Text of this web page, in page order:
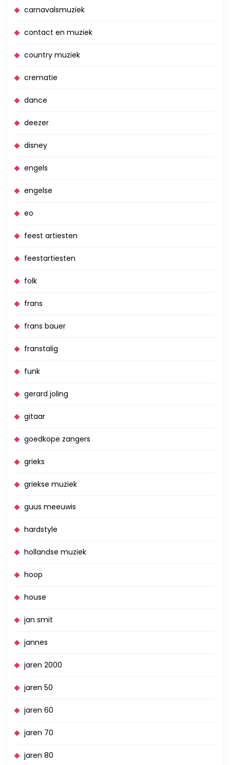
carnavalsmuziek
contact en muziek
country muziek
crematie
dance
deezer
disney
engels
engelse
eo
feest artiesten
feestartiesten
folk
frans
frans bauer
franstalig
funk
gerard joling
gitaar
goedkope zangers
grieks
griekse muziek
guus meeuwis
hardstyle
hollandse muziek
hoop
house
jan smit
jannes
jaren 2000
jaren 50
jaren 60
jaren 70
jaren 80